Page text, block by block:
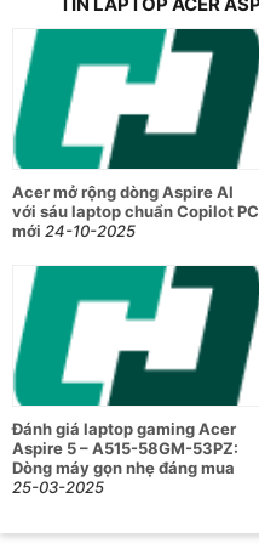
thị rộng rãi, cùng các kết
trường làm việc di động.
Đặc điểm nổi bật:
Hiệu năng mạnh mẽ
nhân, 16 luồng giúp
hiệu quả, phù hợp từ
RAM 16GB DDR5 tốc
40GB giúp máy chạy
thời có khả năng nâng
Màn hình 14 inch
sắc nét, hiển thị
Acer ComfyView™.
Ổ cứng SSD PCIe
2TB giúp khởi động
chóng, dung lượng lưu
TIN LAPTOP ACER
Acer mở rộng dòng Aspire AI
với sáu laptop chuẩn Copilot PC
mới 24-10-2025
Đánh giá laptop gaming Acer
Aspire 5 – A515-58GM-53PZ:
Dòng máy gọn nhẹ đáng mua
25-03-2025